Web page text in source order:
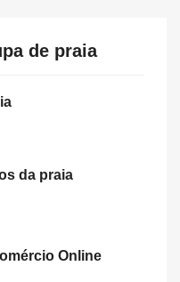
de praia
da praia
Online